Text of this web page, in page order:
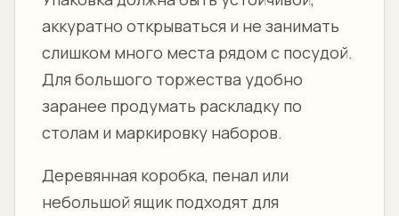
аккуратно открываться и не занимать
слишком много места рядом с посудой.
Для большого торжества удобно
заранее продумать раскладку по
столам и маркировку наборов.
Деревянная коробка, пенал или
небольшой ящик подходят для